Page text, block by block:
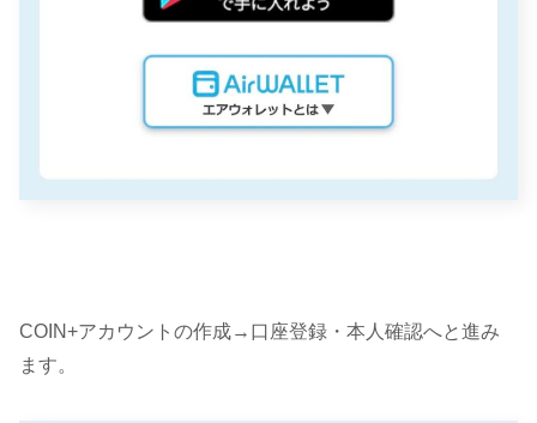
COIN+アカウントの作成→口座登録・本人確認へと進み
ます。